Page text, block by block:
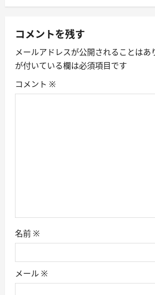
a
v
i
g
a
コメントを残す
メールアドレスが公開されることはあ
が付いている欄は必須項目です
コメント ※
名前 ※
メール ※